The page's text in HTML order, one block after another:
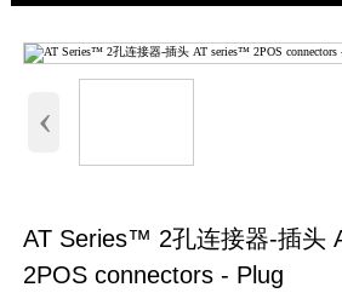
‹
AT Series™ 2孔连接器-插头
2POS connectors - Plug